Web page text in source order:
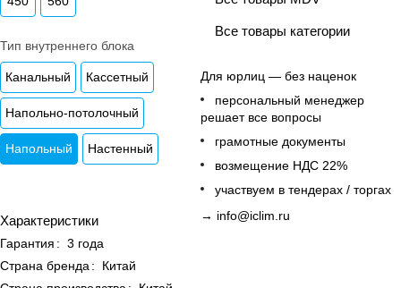
Тип внутреннего блока
Канальный Кассетный
Напольно-потолочный
Напольный Настенный
Характеристики
Гарантия : 3 года
Страна бренда :
Китай
Все товары категории
Для юрлиц — без наценок
персональный менеджер
решает все вопросы
грамотные документы
возмещение НДС 22%
участвуем в тендерах / торгах
→ info@iclim.ru